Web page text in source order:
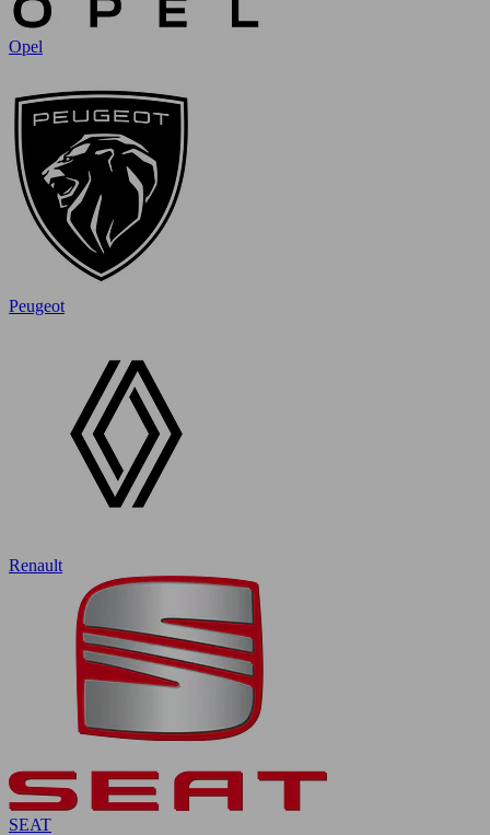
Opel
Peugeot
Renault
SEAT